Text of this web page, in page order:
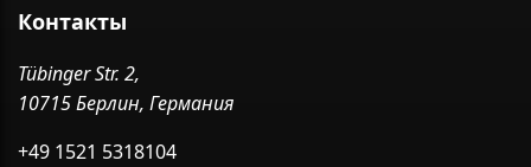
Контакты
Tübinger Str. 2,
10715 Берлин, Германия
+49 1521 5318104